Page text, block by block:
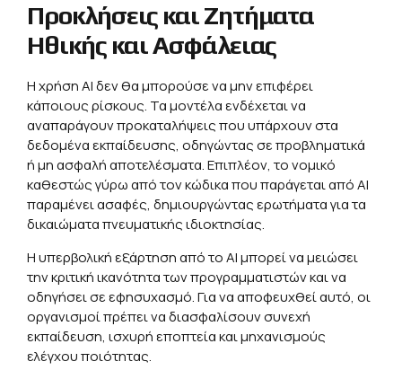
Προκλήσεις και Ζητήματα
Ηθικής και Ασφάλειας
Η χρήση ΑΙ δεν θα μπορούσε να μην επιφέρει
κάποιους ρίσκους. Τα μοντέλα ενδέχεται να
αναπαράγουν προκαταλήψεις που υπάρχουν στα
δεδομένα εκπαίδευσης, οδηγώντας σε προβληματικά
ή μη ασφαλή αποτελέσματα. Επιπλέον, το νομικό
καθεστώς γύρω από τον κώδικα που παράγεται από ΑΙ
παραμένει ασαφές, δημιουργώντας ερωτήματα για τα
δικαιώματα πνευματικής ιδιοκτησίας.
Η υπερβολική εξάρτηση από το ΑΙ μπορεί να μειώσει
την κριτική ικανότητα των προγραμματιστών και να
οδηγήσει σε εφησυχασμό. Για να αποφευχθεί αυτό, οι
οργανισμοί πρέπει να διασφαλίσουν συνεχή
εκπαίδευση, ισχυρή εποπτεία και μηχανισμούς
ελέγχου ποιότητας.